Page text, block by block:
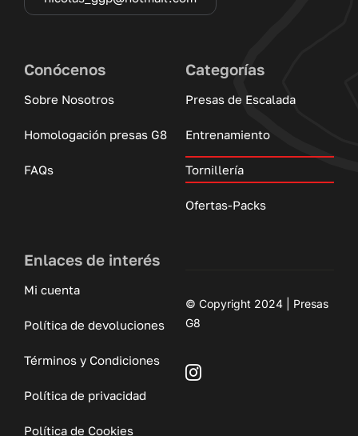
Conócenos
Sobre Nosotros
Homologación presas G8
FAQs
Categorías
Presas de Escalada
Entrenamiento
Tornillería
Ofertas-Packs
Enlaces de interés
Mi cuenta
Política de devoluciones
Términos y Condiciones
Política de privacidad
Política de Cookies
© Copyright 2024 | Presas
G8